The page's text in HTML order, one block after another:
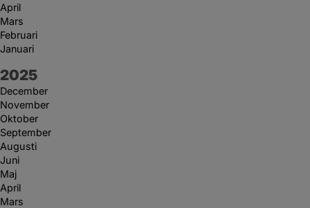
April
Mars
Februari
Januari
År:
2025
December
November
Oktober
September
Augusti
Juni
Maj
April
Mars